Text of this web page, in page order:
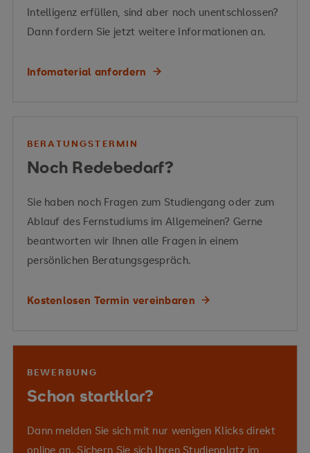
Vermittelte Kompetenzen
organisationspsychologische Konzepte, Theorien
und Methoden
leistungsrelevante Strukturen und Prozesse
Ursachen
Vermittelte Kompetenzen
Führungsaufgaben
Akzeptanz, Widerstand
und Vertrauen gegenüber KI und Robotik
realen
Anwendungsmöglichkeiten
Vermittelte Kompetenzen
Intelligenz erfüllen, sind aber noch unentschlossen?
Dann fordern Sie jetzt weitere Informationen an.
Infomaterial anfordern
BERATUNGSTERMIN
Noch Redebedarf?
Sie haben noch Fragen zum Studiengang oder zum
Ablauf des Fernstudiums im Allgemeinen? Gerne
beantworten wir Ihnen alle Fragen in einem
persönlichen Beratungsgespräch.
Kostenlosen Termin vereinbaren
BEWERBUNG
Schon startklar?
Dann melden Sie sich mit nur wenigen Klicks direkt
online an. Sichern Sie sich Ihren Studienplatz im